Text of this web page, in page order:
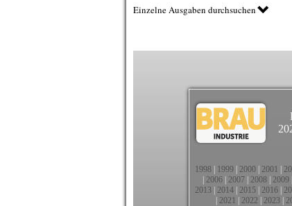
Einzelne Ausgaben durchsuchen
1998 1999 2000 2001
2006 2007 2008 2009
2013 2014 2015 2016
2021 2022 2023|